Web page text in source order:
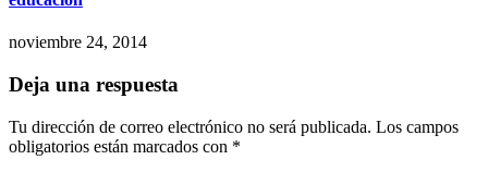
noviembre 24, 2014
Deja una respuesta
Tu dirección de correo electrónico no será publicada. Los campos
obligatorios están marcados con *